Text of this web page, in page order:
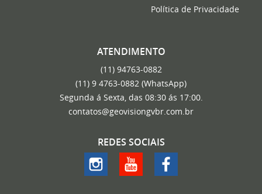
Política de Privacidade
ATENDIMENTO
(11)94763-0882
(11) 9 4763-0882 (WhatsApp)
Segunda á Sexta, das 08:30 ás 17:00.
contatos@geovisiongvbr.com.br
REDES SOCIAIS